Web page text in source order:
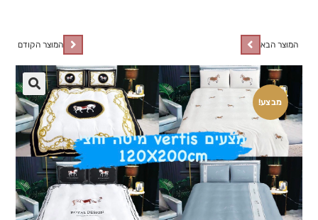
מבצע!
המוצר הקודם המוצר הבא
🔍